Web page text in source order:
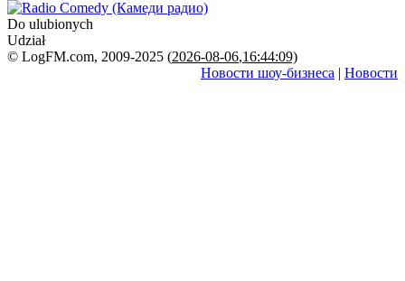
Do ulubionych
Udział
© LogFM.com, 2009-2025 (2026-08-06,16:44:09)
Новости шоу-бизнеса | Новости